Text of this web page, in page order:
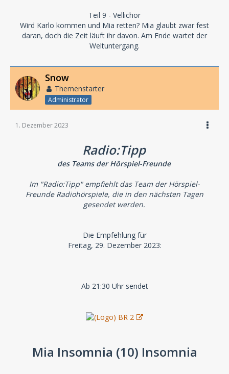
Teil 9 - Vellichor
Wird Karlo kommen und Mia retten? Mia glaubt zwar fest
daran, doch die Zeit läuft ihr davon. Am Ende wartet der
Weltuntergang.
Snow
Themenstarter
Administrator
1. Dezember 2023
Radio:Tipp
des Teams der Hörspiel-Freunde
Im "Radio:Tipp" empfiehlt das Team der Hörspiel-
Freunde Radiohörspiele, die in den nächsten Tagen
gesendet werden.
Die Empfehlung für
Freitag, 29. Dezember 2023:
Ab 21:30 Uhr sendet
Mia Insomnia (10) Insomnia